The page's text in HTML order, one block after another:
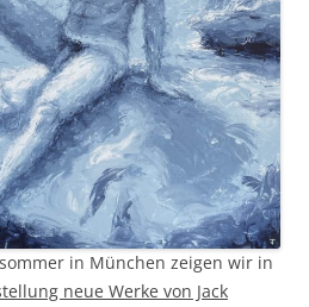
in München zeigen wir in
neue Werke von Jack